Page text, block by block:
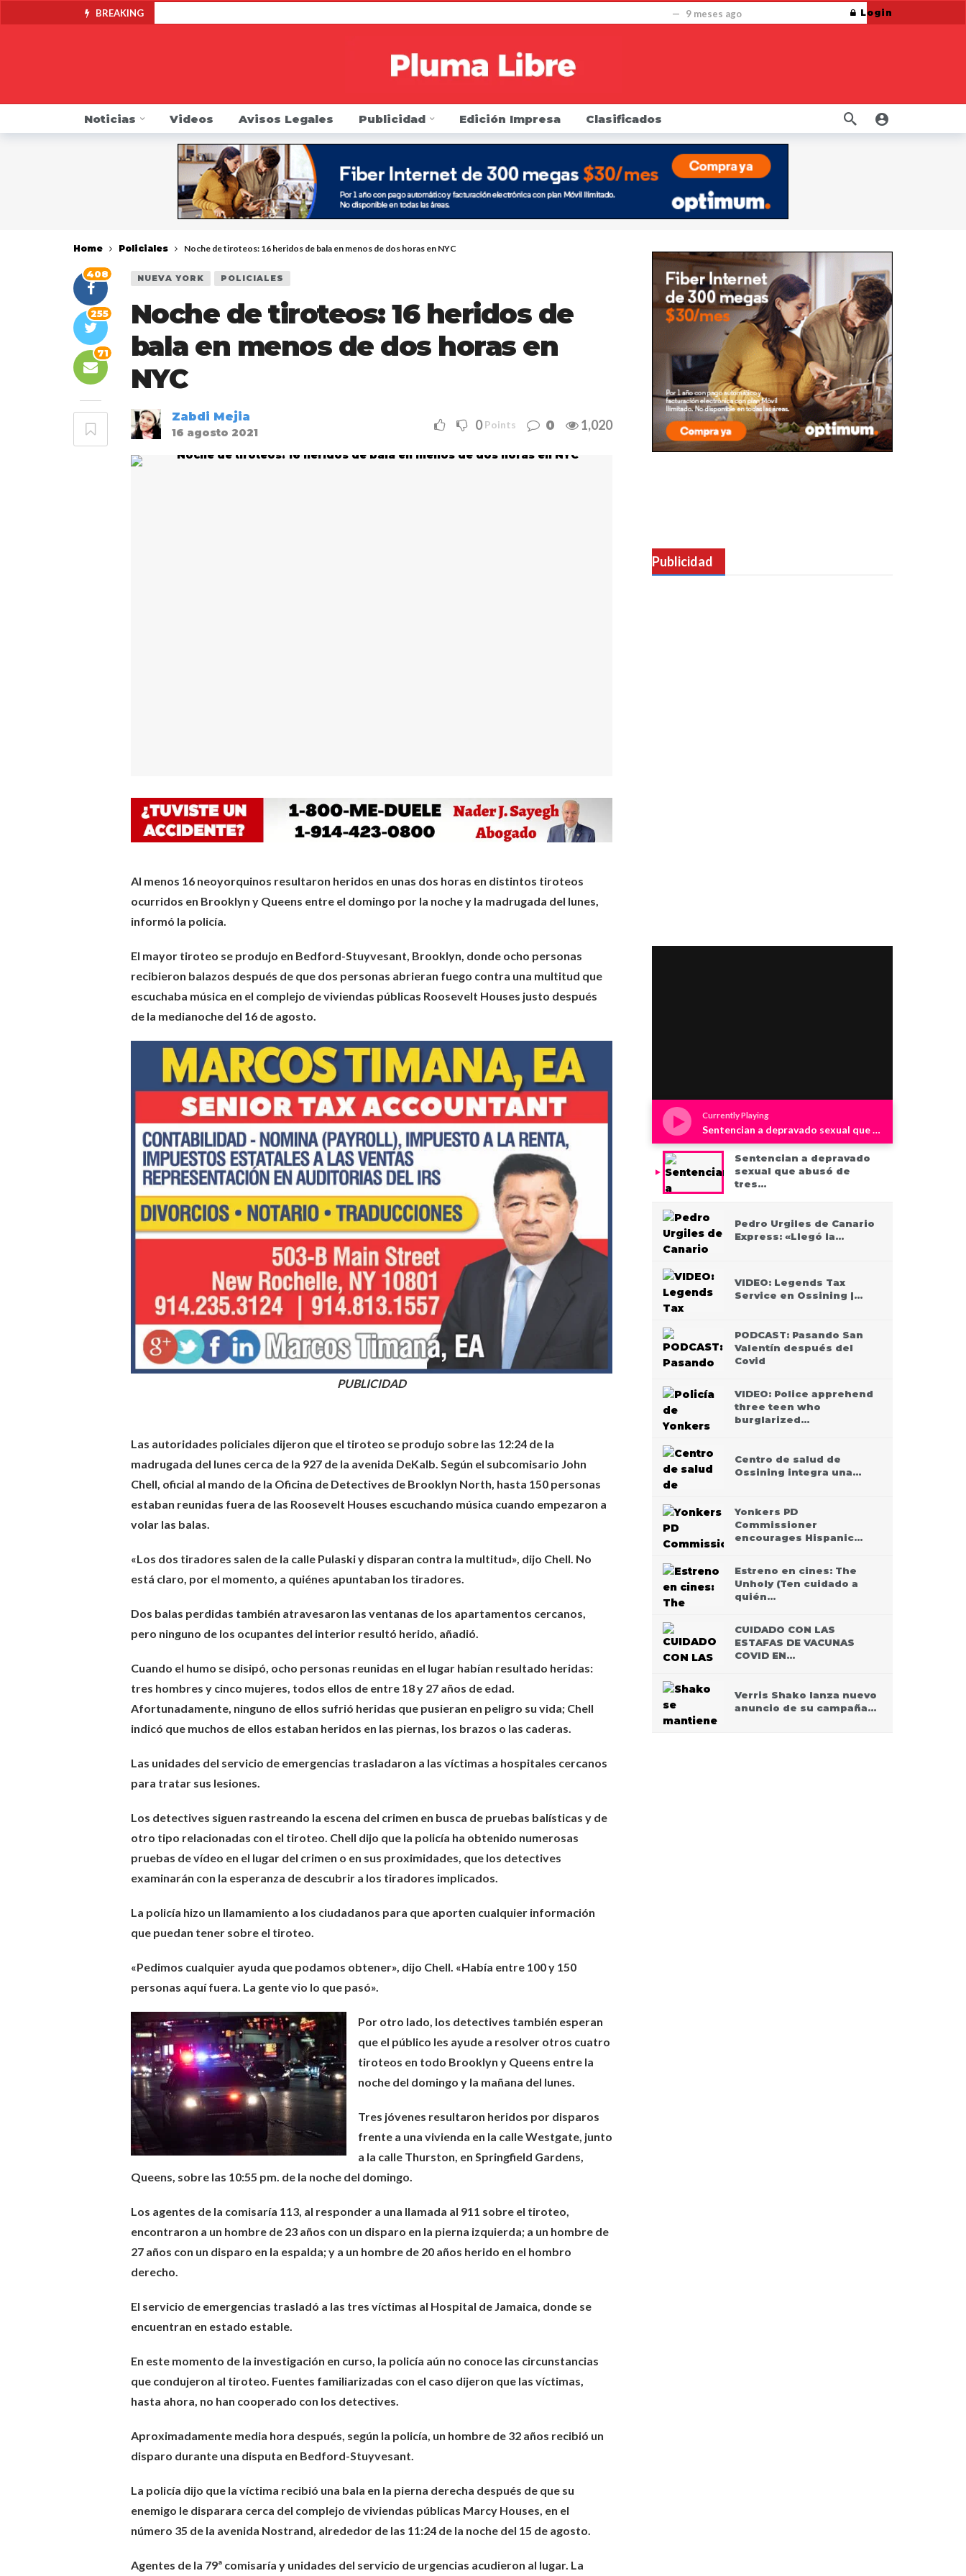
BREAKING 9 meses ago
Alcaldía de Yonkers anuncia toque de queda en día de Halloween 9 meses ago
10 meses ago
Fiscal General James pide a la FDA que regule los cigarrillos electrónicos y los productos de nicotina orales 10 meses ago
Alertan de contaminación por listeria de leche cruda en el condado de Saratoga 1 año ago
Indocumentado se resiste a arresto y golpea a agentes de inmigración y podría ir preso 20 años 1 año ago
DMV pide que choferes revisen si sus carros tienen alertas por defectos o han sido retirados del mercado
Login
Noticias Videos Avisos Legales Publicidad Edición Impresa Clasificados
Home Policiales Noche de tiroteos: 16 heridos de bala en menos de dos horas en NYC
NUEVA YORK POLICIALES
Noche de tiroteos: 16 heridos de
bala en menos de dos horas en
NYC
Zabdi Mejia
16 agosto 2021
0 Points 0 1,020
408
255
71
Al menos 16 neoyorquinos resultaron heridos en unas dos horas en distintos tiroteos
ocurridos en Brooklyn y Queens entre el domingo por la noche y la madrugada del lunes,
informó la policía.
El mayor tiroteo se produjo en Bedford-Stuyvesant, Brooklyn, donde ocho personas
recibieron balazos después de que dos personas abrieran fuego contra una multitud que
escuchaba música en el complejo de viviendas públicas Roosevelt Houses justo después
de la medianoche del 16 de agosto.
PUBLICIDAD
Las autoridades policiales dijeron que el tiroteo se produjo sobre las 12:24 de la
madrugada del lunes cerca de la 927 de la avenida DeKalb. Según el subcomisario John
Chell, oficial al mando de la Oficina de Detectives de Brooklyn North, hasta 150 personas
estaban reunidas fuera de las Roosevelt Houses escuchando música cuando empezaron a
volar las balas.
«Los dos tiradores salen de la calle Pulaski y disparan contra la multitud», dijo Chell. No
está claro, por el momento, a quiénes apuntaban los tiradores.
Dos balas perdidas también atravesaron las ventanas de los apartamentos cercanos,
pero ninguno de los ocupantes del interior resultó herido, añadió.
Cuando el humo se disipó, ocho personas reunidas en el lugar habían resultado heridas:
tres hombres y cinco mujeres, todos ellos de entre 18 y 27 años de edad.
Afortunadamente, ninguno de ellos sufrió heridas que pusieran en peligro su vida; Chell
indicó que muchos de ellos estaban heridos en las piernas, los brazos o las caderas.
Las unidades del servicio de emergencias trasladaron a las víctimas a hospitales cercanos
para tratar sus lesiones.
Los detectives siguen rastreando la escena del crimen en busca de pruebas balísticas y de
otro tipo relacionadas con el tiroteo. Chell dijo que la policía ha obtenido numerosas
pruebas de vídeo en el lugar del crimen o en sus proximidades, que los detectives
examinarán con la esperanza de descubrir a los tiradores implicados.
La policía hizo un llamamiento a los ciudadanos para que aporten cualquier información
que puedan tener sobre el tiroteo.
«Pedimos cualquier ayuda que podamos obtener», dijo Chell. «Había entre 100 y 150
personas aquí fuera. La gente vio lo que pasó».
Por otro lado, los detectives también esperan
que el público les ayude a resolver otros cuatro
tiroteos en todo Brooklyn y Queens entre la
noche del domingo y la mañana del lunes.
Tres jóvenes resultaron heridos por disparos
frente a una vivienda en la calle Westgate, junto
a la calle Thurston, en Springfield Gardens,
Queens, sobre las 10:55 pm. de la noche del domingo.
Los agentes de la comisaría 113, al responder a una llamada al 911 sobre el tiroteo,
encontraron a un hombre de 23 años con un disparo en la pierna izquierda; a un hombre de
27 años con un disparo en la espalda; y a un hombre de 20 años herido en el hombro
derecho.
El servicio de emergencias trasladó a las tres víctimas al Hospital de Jamaica, donde se
encuentran en estado estable.
En este momento de la investigación en curso, la policía aún no conoce las circunstancias
que condujeron al tiroteo. Fuentes familiarizadas con el caso dijeron que las víctimas,
hasta ahora, no han cooperado con los detectives.
Aproximadamente media hora después, según la policía, un hombre de 32 años recibió un
disparo durante una disputa en Bedford-Stuyvesant.
La policía dijo que la víctima recibió una bala en la pierna derecha después de que su
enemigo le disparara cerca del complejo de viviendas públicas Marcy Houses, en el
número 35 de la avenida Nostrand, alrededor de las 11:24 de la noche del 15 de agosto.
Agentes de la 79ª comisaría y unidades del servicio de urgencias acudieron al lugar. La
Publicidad
Currently Playing
Sentencian a depravado sexual que abusó de tres niños en Westchester
Sentencian a depravado
sexual que abusó de
tres…
Pedro Urgiles de Canario
Express: «Llegó la…
VIDEO: Legends Tax
Service en Ossining |…
PODCAST: Pasando San
Valentín después del
Covid
VIDEO: Police apprehend
three teen who
burglarized…
Centro de salud de
Ossining integra una…
Yonkers PD
Commissioner
encourages Hispanic…
Estreno en cines: The
Unholy (Ten cuidado a
quién…
CUIDADO CON LAS
ESTAFAS DE VACUNAS
COVID EN…
Verris Shako lanza nuevo
anuncio de su campaña…